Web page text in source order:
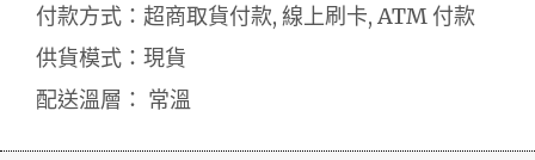
付款方式：超商取貨付款, 線上刷卡, ATM 付款
供貨模式：現貨
配送溫層： 常溫